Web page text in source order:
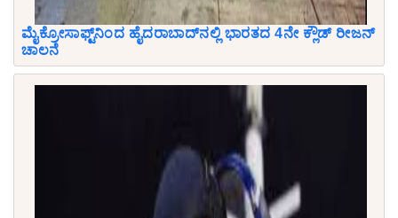
ಮೈಕ್ರೋಸಾಫ್ಟ್‌ನಿಂದ ಹೈದರಾಬಾದ್‌ನಲ್ಲಿ ಭಾರತದ 4ನೇ ಕ್ಲೌಡ್ ರೀಜನ್
ಚಾಲನೆ